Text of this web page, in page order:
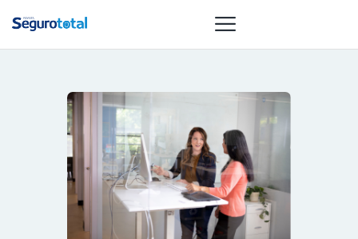
NOTÍCIAS
REVISTA
ESPECIAIS
GAIVOTA DE
OURO
ST SUMMIT